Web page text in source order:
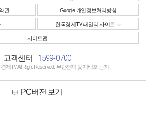
관 Google 개인정보처리방침
한국경제TV 패밀리 사이트
사이트맵
고객센터 1599-0700
제TV All Right Reserved. 무단전재 및 재배포 금지
PC버전 보기